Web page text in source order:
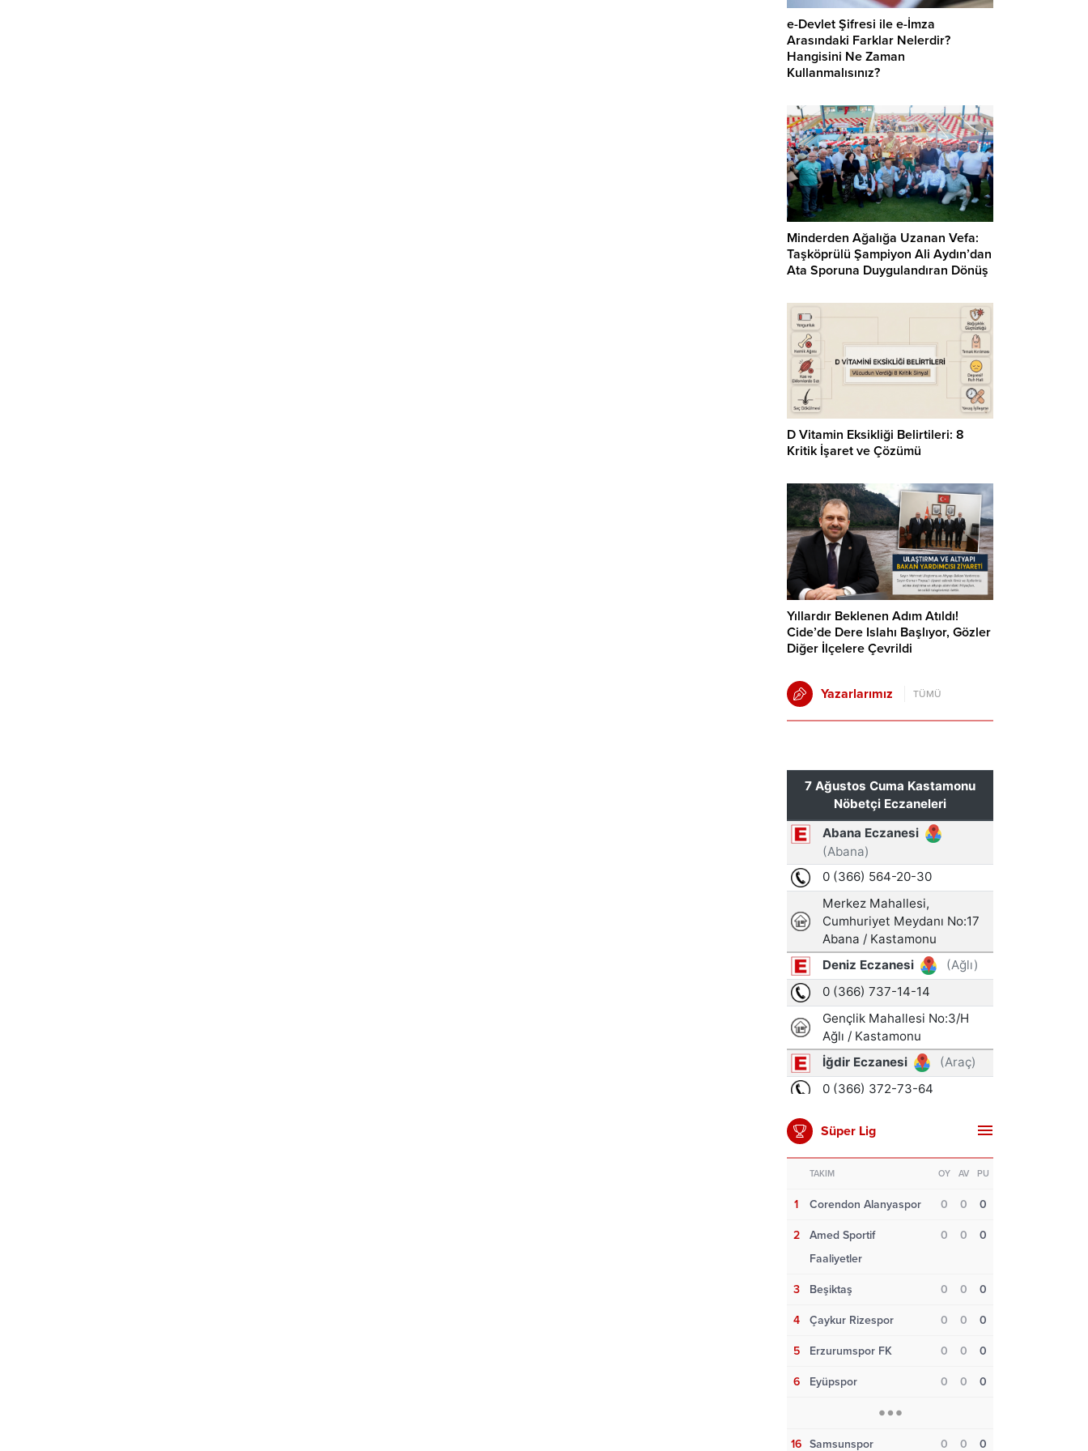
e-Devlet Şifresi ile e-İmza
Arasındaki Farklar Nelerdir?
Hangisini Ne Zaman
Kullanmalısınız?
Minderden Ağalığa Uzanan Vefa:
Taşköprülü Şampiyon Ali Aydın’dan
Ata Sporuna Duygulandıran Dönüş
D Vitamin Eksikliği Belirtileri: 8
Kritik İşaret ve Çözümü
Yıllardır Beklenen Adım Atıldı!
Cide’de Dere Islahı Başlıyor, Gözler
Diğer İlçelere Çevrildi
Yazarlarımız TÜMÜ
Süper Lig
TAKIM OY AV PU
1 Corendon Alanyaspor 0 0 0
2
Amed Sportif
Faaliyetler
0 0 0
3 Beşiktaş 0 0 0
4 Çaykur Rizespor 0 0 0
5 Erzurumspor FK 0 0 0
6 Eyüpspor 0 0 0
16 Samsunspor 0 0 0